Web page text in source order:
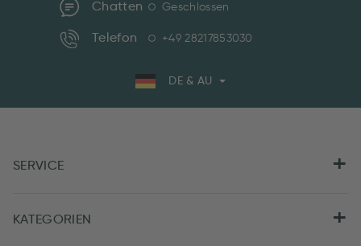
Chatten Geschlossen
Telefon +49 28217853030
DE & AU
SERVICE
KATEGORIEN